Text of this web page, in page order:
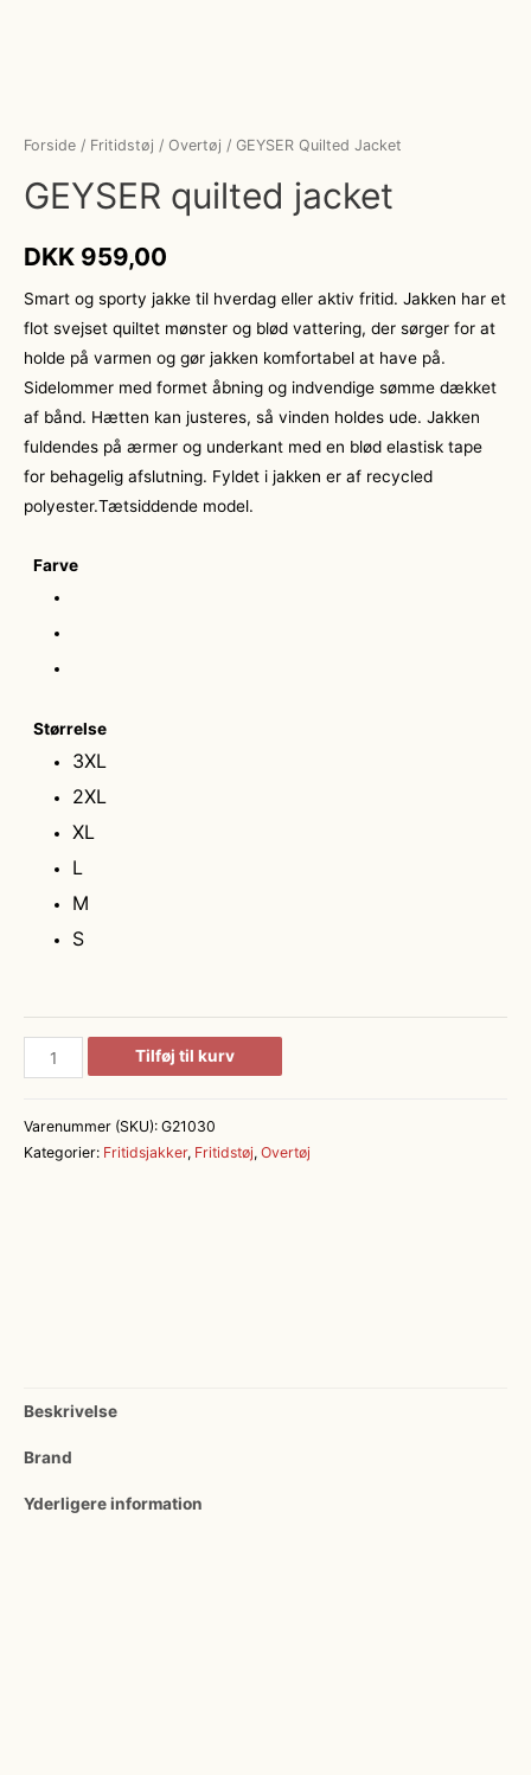
Forside / Fritidstøj / Overtøj / GEYSER Quilted Jacket
GEYSER quilted jacket
DKK 959,00
Smart og sporty jakke til hverdag eller aktiv fritid. Jakken har et
flot svejset quiltet mønster og blød vattering, der sørger for at
holde på varmen og gør jakken komfortabel at have på.
Sidelommer med formet åbning og indvendige sømme dækket
af bånd. Hætten kan justeres, så vinden holdes ude. Jakken
fuldendes på ærmer og underkant med en blød elastisk tape
for behagelig afslutning. Fyldet i jakken er af recycled
polyester.Tætsiddende model.
Farve
Størrelse
3XL
2XL
XL
L
M
S
GEYSER
quilted
antal
Tilføj til kurv
Varenummer (SKU): G21030
Kategorier: Fritidsjakker, Fritidstøj, Overtøj
Beskrivelse
Brand
Yderligere information